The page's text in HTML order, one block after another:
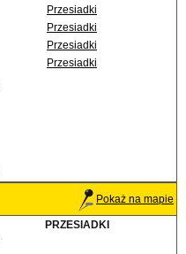
Przesiadki
Przesiadki
Przesiadki
Przesiadki
Pokaż na mapie
PRZESIADKI